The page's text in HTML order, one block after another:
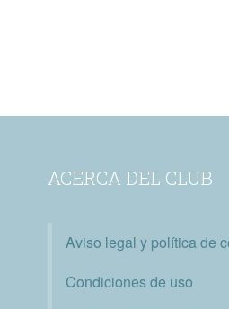
ACERCA DEL CLUB
Aviso legal y política de
Condiciones de uso